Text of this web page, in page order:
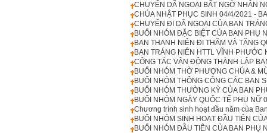
CHUYẾN DÃ NGOẠI BẤT NGỜ NHÂN
CHÚA NHẬT PHỤC SINH 04/4/2021 -
CHUYẾN ĐI DÃ NGOẠI CỦA BAN
BUỔI NHÓM ĐẶC BIỆT CỦA BAN PHỤ
BAN THANH NIÊN ĐI THĂM VÀ TẶNG
BAN TRÁNG NIÊN HTTL VĨNH
CÔNG TÁC VẬN ĐỘNG THÀNH LẬP
BUỔI NHÓM THỜ PHƯỢNG CHÚA &
BUỔI NHÓM THÔNG CÔNG CÁC BAN
BUỔI NHÓM THƯỜNG KỲ CỦA BAN
BUỔI NHÓM NGÀY QUỐC TẾ PHỤ NỮ
Chương trình sinh hoạt đầu năm của
BUỔI NHÓM SINH HOẠT ĐẦU TIÊN
BUỔI NHÓM ĐẦU TIÊN CỦA BAN PHỤ